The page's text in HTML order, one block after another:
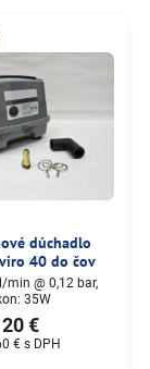
dúchadlo
40 do čov
min @ 0,12 bar,
35W
€
€ s DPH